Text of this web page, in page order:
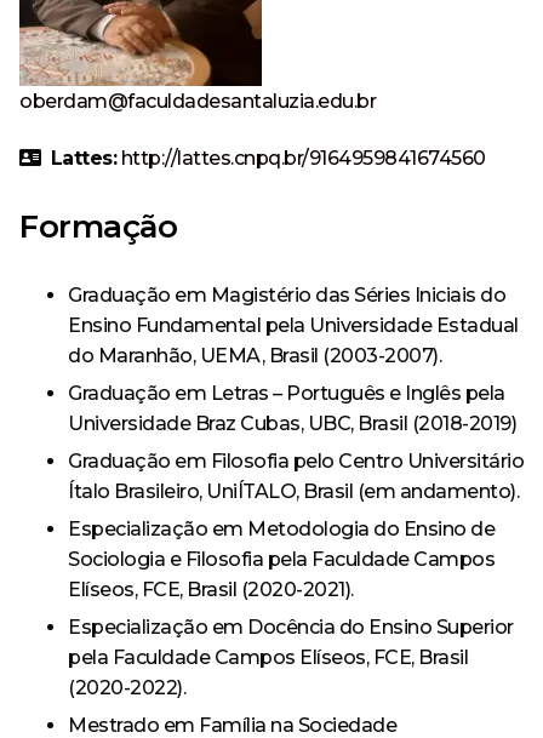
Política de Privacidade
Monitoria
Calendário Acadêmico
Acervo
Revistas e Periódicos
Serviços oferecidos
Ouvidoria
Outras ferramentas de pesquisa
Minha Biblioteca
Pesquisa
Ouvidoria
Trabalhe Conosco
Banco de Talentos
Acompanhamento dos Egressos
Escola Técnica
Anatomia Humana Online
Curso de Especialização
Curso de Extensão
Destaque
Ensino
Evento
Extensão
Pesquisa
AVA – Moodle
Tecnologia em Processos Gerenciais – Tecnólogo
oberdam@faculdadesantaluzia.edu.br
Lattes: http://lattes.cnpq.br/9164959841674560
Formação
Graduação em Magistério das Séries Iniciais do
Ensino Fundamental pela Universidade Estadual
do Maranhão, UEMA, Brasil (2003-2007).
Graduação em Letras – Português e Inglês pela
Universidade Braz Cubas, UBC, Brasil (2018-2019)
Graduação em Filosofia pelo Centro Universitário
Ítalo Brasileiro, UniÍTALO, Brasil (em andamento).
Especialização em Metodologia do Ensino de
Sociologia e Filosofia pela Faculdade Campos
Elíseos, FCE, Brasil (2020-2021).
Especialização em Docência do Ensino Superior
pela Faculdade Campos Elíseos, FCE, Brasil
(2020-2022).
Mestrado em Família na Sociedade